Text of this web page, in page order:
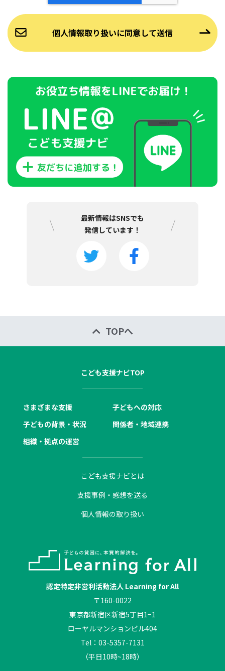
最新情報はSNSでも
発信しています！
TOPへ
こども支援ナビTOP
さまざまな支援
子どもへの対応
子どもの背景・状況
関係者・地域連携
組織・拠点の運営
こども支援ナビとは
支援事例・感想を送る
個人情報の取り扱い
認定特定非営利活動法人 Learning for All
〒160-0022
東京都新宿区新宿5丁目1−1
ローヤルマンションビル404
Tel：03-5357-7131
（平日10時~18時）